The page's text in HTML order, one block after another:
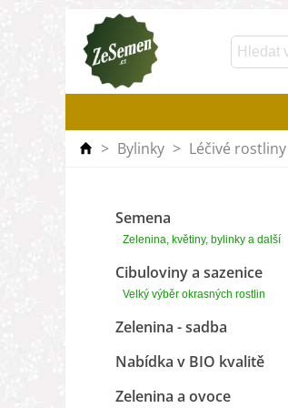
> Bylinky > Léčivé rostliny
Semena
Zelenina, květiny, bylinky a další
Cibuloviny a sazenice
Velký výběr okrasných rostlin
Zelenina - sadba
Nabídka v BIO kvalitě
Zelenina a ovoce